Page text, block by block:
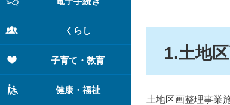
くらし
子育て・教育
健康・福祉
1.土地
土地区画整理事業